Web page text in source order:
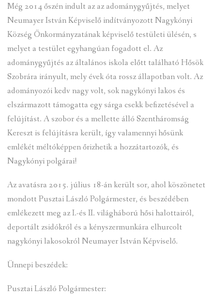
Még 2014 őszén indult az az adománygyűjtés, melyet
Neumayer István Képviselő indítványozott Nagykónyi
Község Önkormányzatának képviselő testületi ülésén, s
melyet a testület egyhangúan fogadott el. Az
adománygyűjtés az általános iskola előtt található Hősök
Szobrára irányult, mely évek óta rossz állapotban volt. Az
adományozói kedv nagy volt, sok nagykónyi lakos és
elszármazott támogatta egy sárga csekk befizetésével a
felújítást. A szobor és a mellette álló Szentháromság
Kereszt is felújításra került, így valamennyi hősünk
emlékét méltóképpen őrizhetik a hozzátartozók, és
Nagykónyi polgárai!
Az avatásra 2015. július 18-án került sor, ahol köszönetet
mondott Pusztai László Polgármester, és beszédében
emlékezett meg az I.-és II. világháború hősi halottairól,
deportált zsidókról és a kényszermunkára elhurcolt
nagykónyi lakosokról Neumayer István Képviselő.
Ünnepi beszédek:
Pusztai László Polgármester: